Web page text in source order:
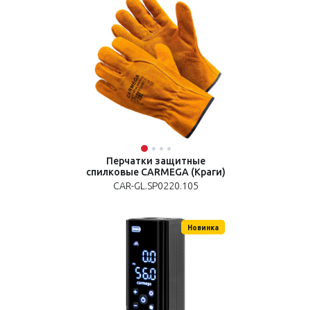
Перчатки защитные
спилковые CARMEGA (Краги)
CAR-GL.SP0220.105
Новинка